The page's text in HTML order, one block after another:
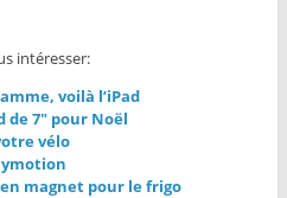
intéresser:
voilà l’iPad
de 7″ pour Noël
vélo
magnet pour le frigo